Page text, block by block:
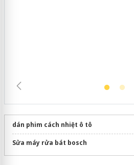
dán phim cách nhiệt ô tô
Sửa máy rửa bát bosch